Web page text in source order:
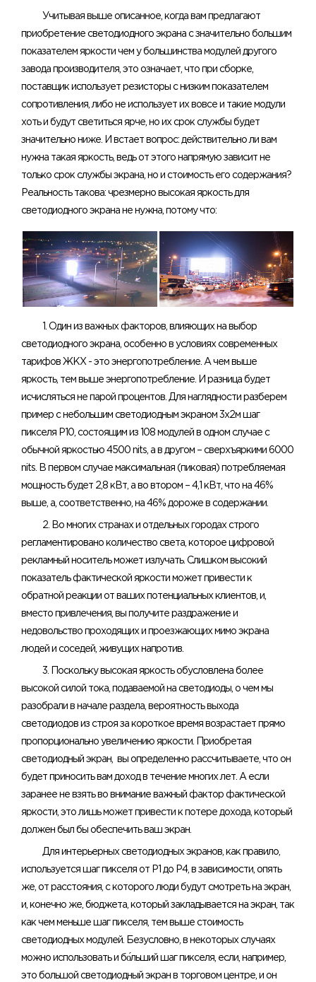
Учитывая выше описанное, когда вам предлагают
приобретение светодиодного экрана с значительно большим
показателем яркости чем у большинства модулей другого
завода производителя, это означает, что при сборке,
поставщик использует резисторы с низким показателем
сопротивления, либо не использует их вовсе и такие модули
хоть и будут светиться ярче, но их срок службы будет
значительно ниже. И встает вопрос: действительно ли вам
нужна такая яркость, ведь от этого напрямую зависит не
только срок службы экрана, но и стоимость его содержания?
Реальность такова: чрезмерно высокая яркость для
светодиодного экрана не нужна, потому что:
1. Один из важных факторов, влияющих на выбор
светодиодного экрана, особенно в условиях современных
тарифов ЖКХ - это энергопотребление. А чем выше
яркость, тем выше энергопотребление. И разница будет
исчисляться не парой процентов. Для наглядности разберем
пример с небольшим светодиодным экраном 3х2м шаг
пикселя Р10, состоящим из 108 модулей в одном случае с
обычной яркостью 4500 nits, а в другом – сверхъяркими 6000
nits. В первом случае максимальная (пиковая) потребляемая
мощность будет 2,8 кВт, а во втором – 4,1 кВт, что на 46%
выше, а, соответственно, на 46% дороже в содержании.
2. Во многих странах и отдельных городах строго
регламентировано количество света, которое цифровой
рекламный носитель может излучать. Слишком высокий
показатель фактической яркости может привести к
обратной реакции от ваших потенциальных клиентов, и,
вместо привлечения, вы получите раздражение и
недовольство проходящих и проезжающих мимо экрана
людей и соседей, живущих напротив.
3. Поскольку высокая яркость обусловлена ​​более
высокой силой тока, подаваемой на светодиоды, о чем мы
разобрали в начале раздела, вероятность выхода
светодиодов из строя за короткое время возрастает прямо
пропорционально увеличению яркости. Приобретая
светодиодный экран, вы определенно рассчитываете, что он
будет приносить вам доход в течение многих лет. А если
заранее не взять во внимание важный фактор фактической
яркости, это лишь может привести к потере дохода, который
должен был бы обеспечить ваш экран.
Для интерьерных светодиодных экранов, как правило,
используется шаг пикселя от Р1 до Р4, в зависимости, опять
же, от расстояния, с которого люди будут смотреть на экран,
и, конечно же, бюджета, который закладывается на экран, так
как чем меньше шаг пикселя, тем выше стоимость
светодиодных модулей. Безусловно, в некоторых случаях
можно использовать и бо́льший шаг пикселя, если, например,
это большой светодиодный экран в торговом центре, и он